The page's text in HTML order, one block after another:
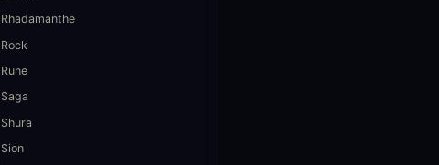
Rhadamanthe
Rock
Rune
Saga
Shura
Sion